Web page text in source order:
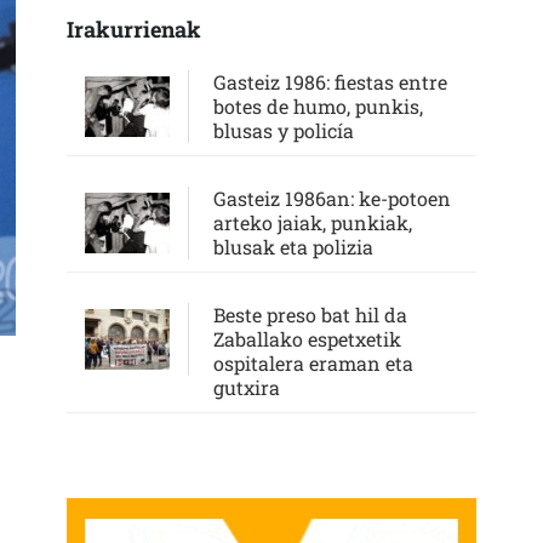
Irakurrienak
Gasteiz 1986: fiestas entre
botes de humo, punkis,
blusas y policía
Gasteiz 1986an: ke-potoen
arteko jaiak, punkiak,
blusak eta polizia
Beste preso bat hil da
Zaballako espetxetik
ospitalera eraman eta
gutxira